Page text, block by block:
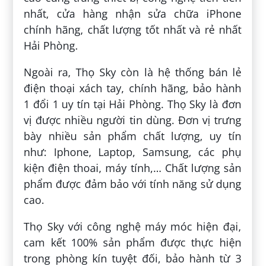
nhất, cửa hàng nhận sửa chữa iPhone
chính hãng, chất lượng tốt nhất và rẻ nhất
Hải Phòng.
Ngoài ra, Thọ Sky còn là hệ thống bán lẻ
điện thoại xách tay, chính hãng, bảo hành
1 đổi 1 uy tín tại Hải Phòng. Thọ Sky là đơn
vị được nhiều người tin dùng. Đơn vị trưng
bày nhiều sản phẩm chất lượng, uy tín
như: Iphone, Laptop, Samsung, các phụ
kiện điện thoai, máy tính,… Chất lượng sản
phẩm được đảm bảo với tính năng sử dụng
cao.
Thọ Sky với công nghệ máy móc hiện đại,
cam kết 100% sản phẩm được thực hiện
trong phòng kín tuyệt đối, bảo hành từ 3